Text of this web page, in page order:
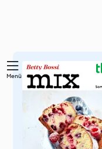
Springe
Menü